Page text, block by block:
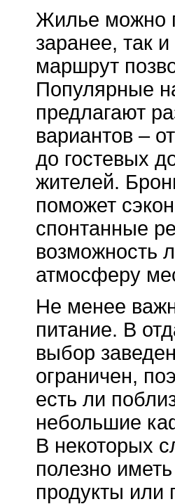
Жилье можно
заранее, так
маршрут
Популярные
предлагают
вариантов –
до гостевых
жителей.
поможет
спонтанные
возможность
атмосферу
Не менее
питание. В
выбор
ограничен,
есть ли
небольшие
В некоторых
полезно
продукты или